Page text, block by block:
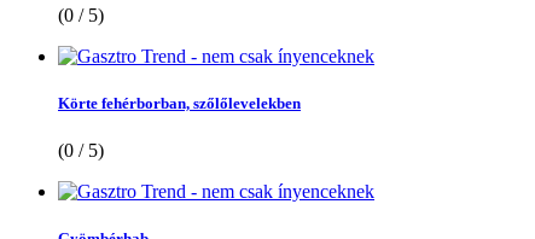
(0 / 5)
Körte fehérborban, szőlőlevelekben
(0 / 5)